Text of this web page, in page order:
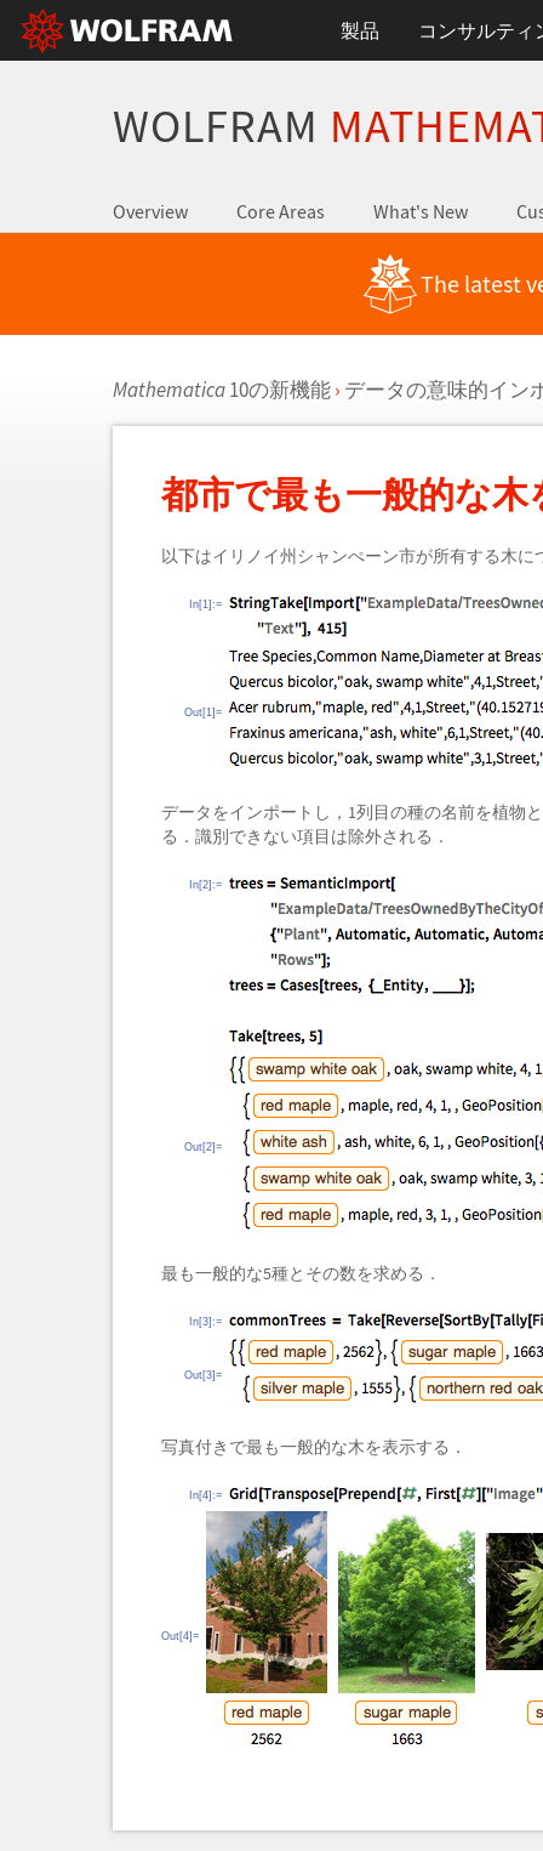
製品 コンサルティ
WOLFRAM
Overview Core Areas What's New
The latest
Mathematica10の新機能 › データの意味的イン
都市で最も一般的な
以下はイリノイ州シャンぺーン市が所有する木
In[1]:=
Out[1]=
データをインポートし，1列目の種の名前を植物
る．識別できない項目は除外される．
In[2]:=
Out[2]=
最も一般的な5種とその数を求める．
In[3]:=
Out[3]=
写真付きで最も一般的な木を表示する．
In[4]:=
Out[4]=